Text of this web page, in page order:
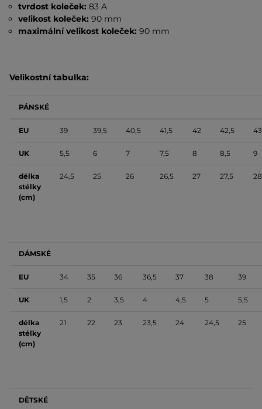
tvrdost koleček: 83 A
velikost koleček:90 mm
maximální velikost koleček: 90 mm
Velikostní tabulka:
PÁNSKÉ
EU 39 39,5 40,5 41,5 42 42,5
UK 5,5 6 7 7,5 8 8,5 9
délka
stélky
(cm)
24,5 25 26 26,5 27 27,5 28
DÁMSKÉ
EU 34 35 36 36,5 37 38 39
UK 1,5 2 3,5 4 4,5 5 5,5
délka
stélky
(cm)
21 22 23 23,5 24 24,5 25
DĚTSKÉ